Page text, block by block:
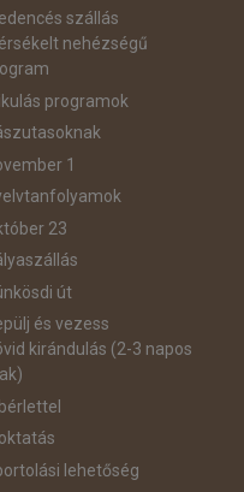
szállás
nehézségű
programok
1
23
út
és vezess
kirándulás (2-3 napos
lehetőség